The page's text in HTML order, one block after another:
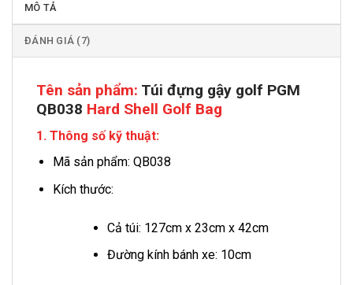
MÔ TẢ
ĐÁNH GIÁ (7)
Tên sản phẩm: Túi đựng gậy golf PGM
QB038 Hard Shell Golf Bag
1. Thông số kỹ thuật:
Mã sản phẩm: QB038
Kích thước:
Cả túi: 127cm x 23cm x 42cm
Đường kính bánh xe: 10cm